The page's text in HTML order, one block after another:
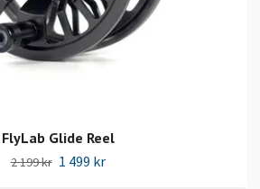
FlyLab Glide Reel
2 199 kr 1 499 kr